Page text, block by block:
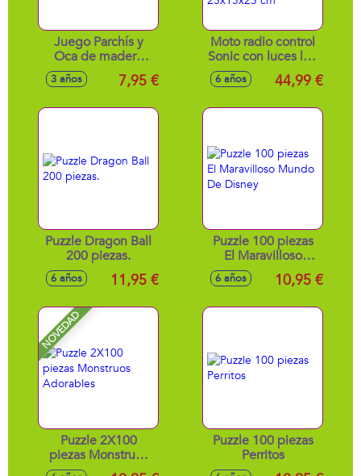
Juego Parchís y
Oca de madera
30x30 cm
3 años 7,95 €
Moto radio control
Sonic con luces led
¡se inclina como el
auténtico Sonic!
6 años 44,99 €
Puzzle Dragon Ball
200 piezas.
6 años 11,95 €
Puzzle 100 piezas
El Maravilloso
Mundo De Disney
6 años 10,95 €
NOVEDAD
Puzzle 2X100
piezas Monstruos
Adorables
Puzzle 100 piezas
Perritos